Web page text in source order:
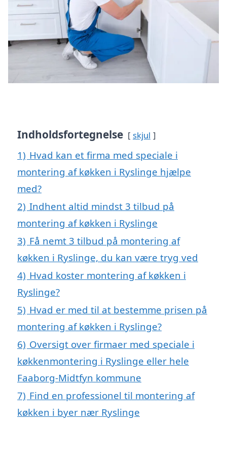
Indholdsfortegnelse skjul
1) Hvad kan et firma med speciale i
montering af køkken i Ryslinge hjælpe
med?
2) Indhent altid mindst 3 tilbud på
montering af køkken i Ryslinge
3) Få nemt 3 tilbud på montering af
køkken i Ryslinge, du kan være tryg ved
4) Hvad koster montering af køkken i
Ryslinge?
5) Hvad er med til at bestemme prisen på
montering af køkken i Ryslinge?
6) Oversigt over firmaer med speciale i
køkkenmontering i Ryslinge eller hele
Faaborg-Midtfyn kommune
7) Find en professionel til montering af
køkken i byer nær Ryslinge